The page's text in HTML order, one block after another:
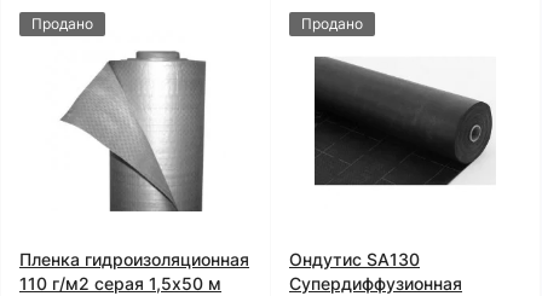
Продано
Пленка гидроизоляционная
110 г/м2 серая 1,5x50 м
Продано
Ондутис SA130
Супердиффузионная